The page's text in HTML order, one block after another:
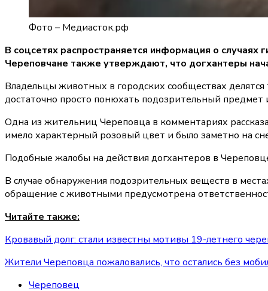
Фото – Медиасток.рф
В соцсетях распространяется информация о
Череповчане также утверждают, что догхантеры
Владельцы животных в городских сообществах
достаточно просто понюхать подозрительный
Одна из жительниц Череповца в комментариях
имело характерный розовый цвет и было заметно на
Подобные жалобы на действия догхантеров в
В случае обнаружения подозрительных веществ в
обращение с животными предусмотрена
Читайте также:
Кровавый долг: стали известны мотивы 19-летнего
Жители Череповца пожаловались, что остались без
Череповец